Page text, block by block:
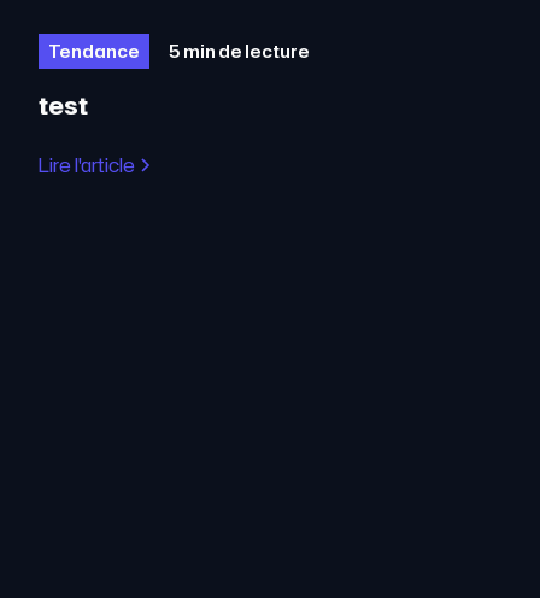
Tendance 5 min de lecture
test
Lire l'article